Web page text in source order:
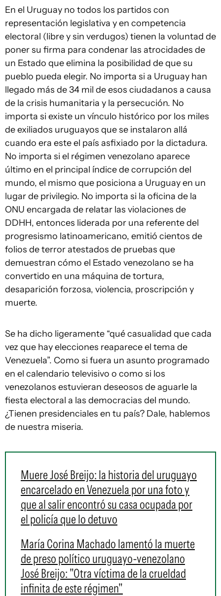
En el Uruguay no todos los partidos con
representación legislativa y en competencia
electoral (libre y sin verdugos) tienen la voluntad de
poner su firma para condenar las atrocidades de
un Estado que elimina la posibilidad de que su
pueblo pueda elegir. No importa si a Uruguay han
llegado más de 34 mil de esos ciudadanos a causa
de la crisis humanitaria y la persecución. No
importa si existe un vínculo histórico por los miles
de exiliados uruguayos que se instalaron allá
cuando era este el país asfixiado por la dictadura.
No importa si el régimen venezolano aparece
último en el principal índice de corrupción del
mundo, el mismo que posiciona a Uruguay en un
lugar de privilegio. No importa si la oficina de la
ONU encargada de relatar las violaciones de
DDHH, entonces liderada por una referente del
progresismo latinoamericano, emitió cientos de
folios de terror atestados de pruebas que
demuestran cómo el Estado venezolano se ha
convertido en una máquina de tortura,
desaparición forzosa, violencia, proscripción y
muerte.
Se ha dicho ligeramente “qué casualidad que cada
vez que hay elecciones reaparece el tema de
Venezuela”. Como si fuera un asunto programado
en el calendario televisivo o como si los
venezolanos estuvieran deseosos de aguarle la
fiesta electoral a las democracias del mundo.
¿Tienen presidenciales en tu país? Dale, hablemos
de nuestra miseria.
Muere José Breijo: la historia del uruguayo
encarcelado en Venezuela por una foto y
que al salir encontró su casa ocupada por
el policía que lo detuvo
María Corina Machado lamentó la muerte
de preso político uruguayo-venezolano
José Breijo: "Otra víctima de la crueldad
infinita de este régimen"